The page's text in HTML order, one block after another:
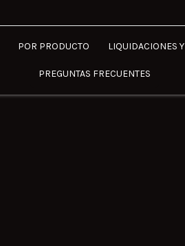
POR PRODUCTO LIQUIDACIONES
PREGUNTAS FRECUENTES